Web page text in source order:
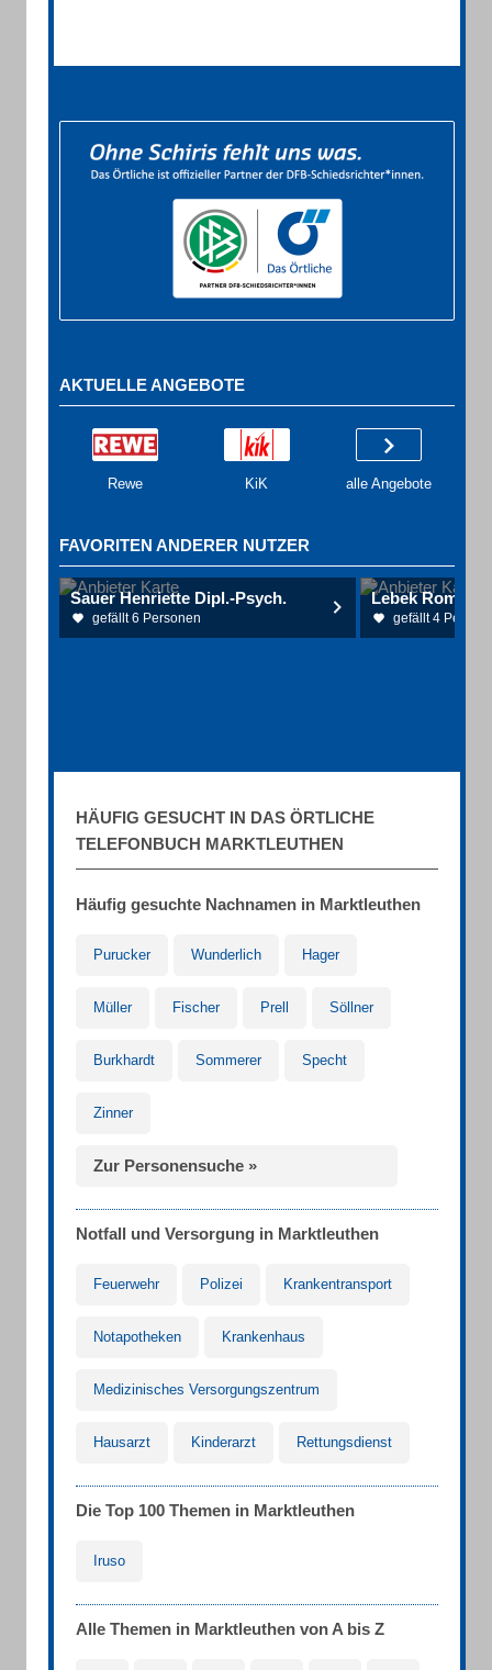
AKTUELLE ANGEBOTE
Rewe KiK alle Angebote
FAVORITEN ANDERER NUTZER
Sauer Henriette Dipl.-Psych.
gefällt 6 Personen gefällt 4
HÄUFIG GESUCHT IN DAS ÖRTLICHE
TELEFONBUCH MARKTLEUTHEN
Häufig gesuchte Nachnamen in Marktleuthen
Purucker Wunderlich Hager
Müller Fischer Prell Söllner
Burkhardt Sommerer Specht
Zinner
Zur Personensuche »
Notfall und Versorgung in Marktleuthen
Feuerwehr Polizei Krankentransport
Notapotheken Krankenhaus
Medizinisches Versorgungszentrum
Hausarzt Kinderarzt Rettungsdienst
Die Top 100 Themen in Marktleuthen
Iruso
Alle Themen in Marktleuthen von A bis Z